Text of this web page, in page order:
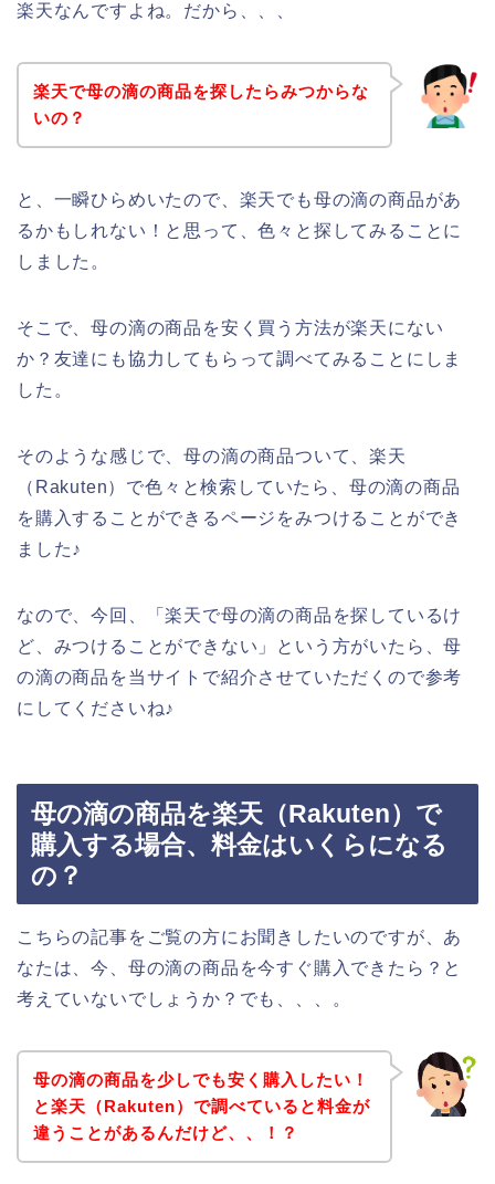
楽天なんですよね。だから、、、
楽天で母の滴の商品を探したらみつからな
いの？
と、一瞬ひらめいたので、楽天でも母の滴の商品があ
るかもしれない！と思って、色々と探してみることに
しました。
そこで、母の滴の商品を安く買う方法が楽天にない
か？友達にも協力してもらって調べてみることにしま
した。
そのような感じで、母の滴の商品ついて、楽天
（Rakuten）で色々と検索していたら、母の滴の商品
を購入することができるページをみつけることができ
ました♪
なので、今回、「楽天で母の滴の商品を探しているけ
ど、みつけることができない」という方がいたら、母
の滴の商品を当サイトで紹介させていただくので参考
にしてくださいね♪
母の滴の商品を楽天（Rakuten）で
購入する場合、料金はいくらになる
の？
こちらの記事をご覧の方にお聞きしたいのですが、あ
なたは、今、母の滴の商品を今すぐ購入できたら？と
考えていないでしょうか？でも、、、。
母の滴の商品を少しでも安く購入したい！
と楽天（Rakuten）で調べていると料金が
違うことがあるんだけど、、！？